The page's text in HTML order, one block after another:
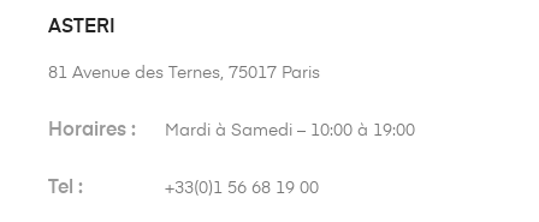
ASTERI
81 Avenue des Ternes, 75017 Paris
Horaires : Mardi à Samedi – 10:00 à 19:00
Tel : +33(0)1 56 68 19 00